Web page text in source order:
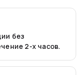
без
2-х часов.